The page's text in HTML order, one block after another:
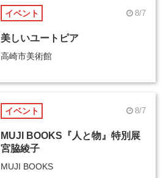
イベント 8/7
美しいユートピア
高崎市美術館
イベント 8/7
MUJI BOOKS『人と物』特別展
宮脇綾子
MUJI BOOKS